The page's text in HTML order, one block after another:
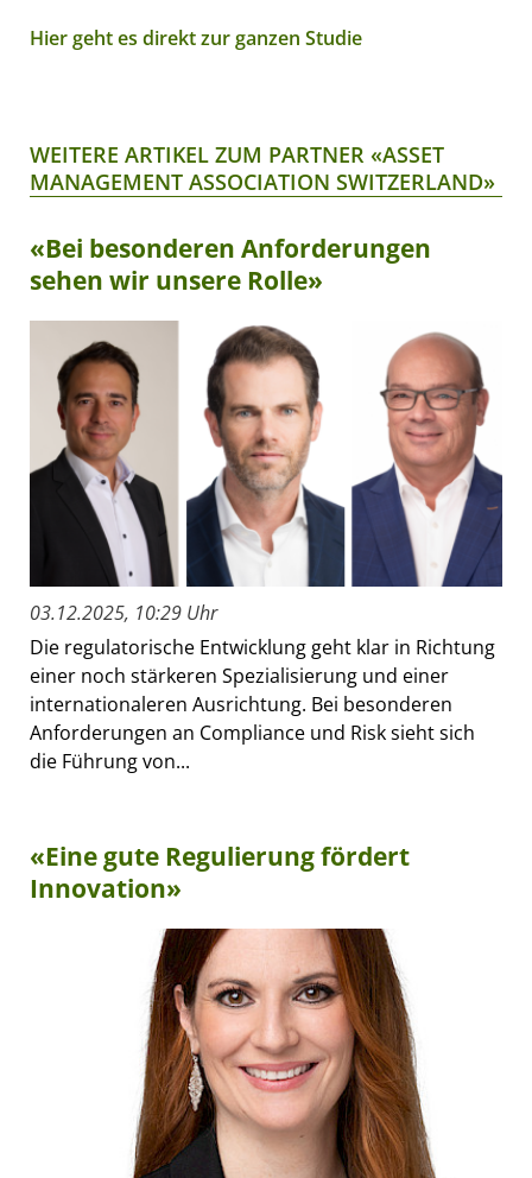
Hier geht es direkt zur ganzen Studie
WEITERE ARTIKEL ZUM PARTNER «ASSET
MANAGEMENT ASSOCIATION SWITZERLAND»
«Bei besonderen Anforderungen
sehen wir unsere Rolle»
03.12.2025, 10:29 Uhr
Die regulatorische Entwicklung geht klar in Richtung
einer noch stärkeren Spezialisierung und einer
internationaleren Ausrichtung. Bei besonderen
Anforderungen an Compliance und Risk sieht sich
die Führung von...
«Eine gute Regulierung fördert
Innovation»